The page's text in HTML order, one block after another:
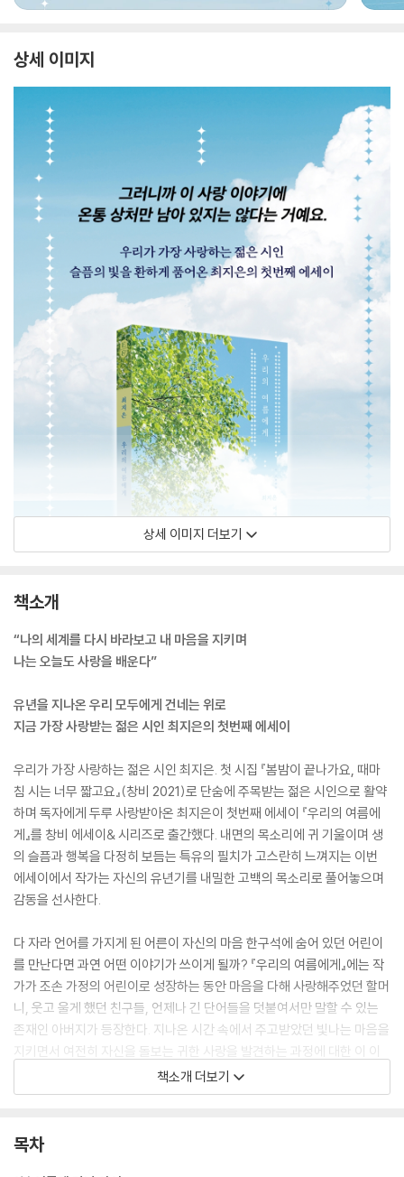
상세 이미지
상세 이미지 더보기
책소개
“나의 세계를 다시 바라보고 내 마음을 지키며
나는 오늘도 사랑을 배운다”
유년을 지나온 우리 모두에게 건네는 위로
지금 가장 사랑받는 젊은 시인 최지은의 첫번째 에세이
우리가 가장 사랑하는 젊은 시인 최지은. 첫 시집 『봄밤이 끝나가요, 때마
침 시는 너무 짧고요』(창비 2021)로 단숨에 주목받는 젊은 시인으로 활약
하며 독자에게 두루 사랑받아온 최지은이 첫번째 에세이 『우리의 여름에
게』를 창비 에세이& 시리즈로 출간했다. 내면의 목소리에 귀 기울이며 생
의 슬픔과 행복을 다정히 보듬는 특유의 필치가 고스란히 느껴지는 이번
에세이에서 작가는 자신의 유년기를 내밀한 고백의 목소리로 풀어놓으며
감동을 선사한다.
다 자라 언어를 가지게 된 어른이 자신의 마음 한구석에 숨어 있던 어린이
를 만난다면 과연 어떤 이야기가 쓰이게 될까? 『우리의 여름에게』에는 작
가가 조손 가정의 어린이로 성장하는 동안 마음을 다해 사랑해주었던 할머
니, 웃고 울게 했던 친구들, 언제나 긴 단어들을 덧붙여서만 말할 수 있는
존재인 아버지가 등장한다. 지나온 시간 속에서 주고받았던 빛나는 마음을
지키면서 여전히 자신을 돌보는 귀한 사랑을 발견하는 과정에 대한 이 이
야기에는 마음껏 슬퍼하고 난 후 찾아오는 개운함, 아픔을 온전히 껴안기
로 다짐한 사람에게만 찾아오는 환희의 순간이 아름답게 어우러져 있다.
빛나는 에세이는 우리 저마다의 상처를 보듬으며 뜨거운 여름의 한복판을
책소개 더보기
목차